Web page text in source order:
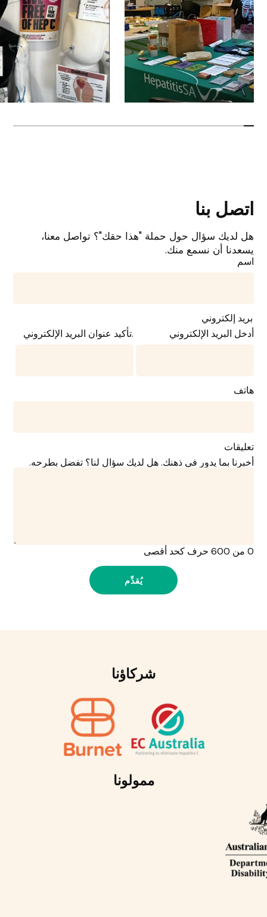
اتصل بنا
هل لديك سؤال حول حملة "هذا حقك"؟ تواصل معنا،
يسعدنا أن نسمع منك.
اسم
بريد إلكتروني
أدخل البريد الإلكتروني
.تأكيد عنوان البريد الإلكتروني
هاتف
تعليقات
أخبرنا بما يدور في ذهنك. هل لديك سؤال لنا؟ تفضل بطرحه.
0 من 600 حرف كحد أقصى
شركاؤنا
ممولونا